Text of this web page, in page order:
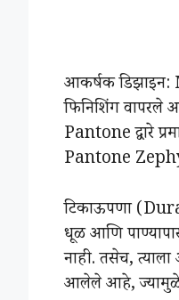
आकर्षक
फिनिशिंग वापरले
Pantone द्वारे
Pantone
टिकाऊपणा
धूळ आणि
नाही. तसेच,
आलेले आहे, ज्यामुळे